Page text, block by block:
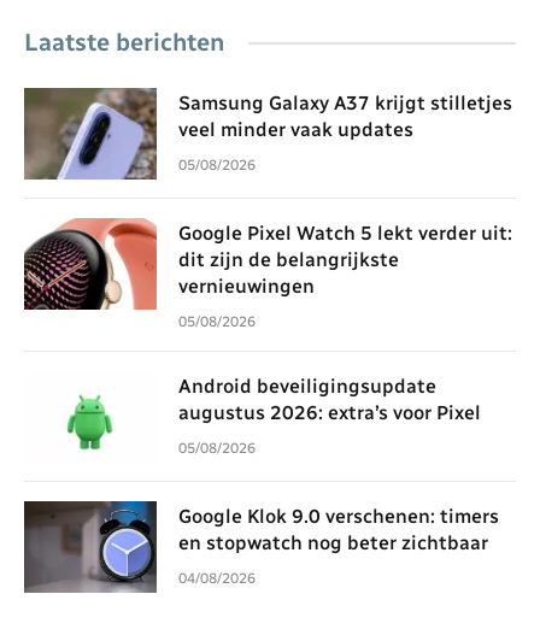
Laatste berichten
Samsung Galaxy A37 krijgt stilletjes
veel minder vaak updates
05/08/2026
Google Pixel Watch 5 lekt verder uit:
dit zijn de belangrijkste
vernieuwingen
05/08/2026
Android beveiligingsupdate
augustus 2026: extra’s voor Pixel
05/08/2026
Google Klok 9.0 verschenen: timers
en stopwatch nog beter zichtbaar
04/08/2026